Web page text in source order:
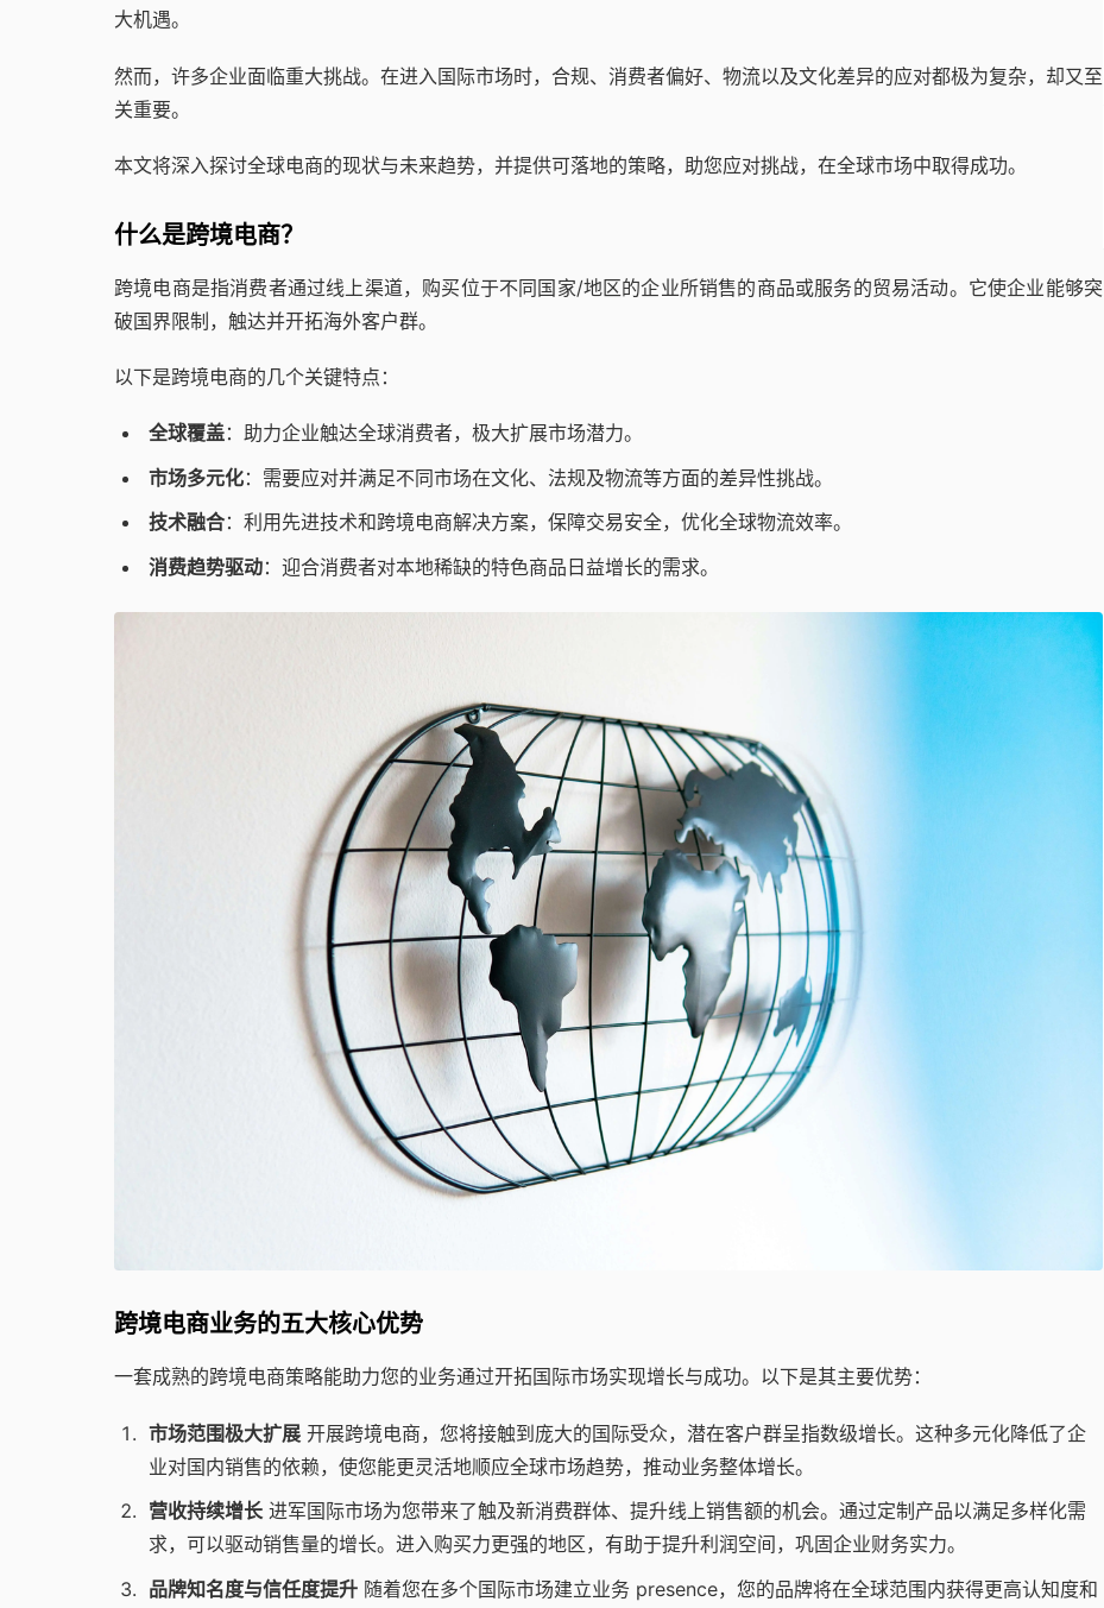
大机遇。
然而，许多企业面临重大挑战。在进入国际市场时，合规、消费者偏好、物流以及文化差异的应对都极为复杂，却又至
关重要。
本文将深入探讨全球电商的现状与未来趋势，并提供可落地的策略，助您应对挑战，在全球市场中取得成功。
什么是跨境电商？
跨境电商是指消费者通过线上渠道，购买位于不同国家/地区的企业所销售的商品或服务的贸易活动。它使企业能够突
破国界限制，触达并开拓海外客户群。
以下是跨境电商的几个关键特点：
全球覆盖：助力企业触达全球消费者，极大扩展市场潜力。
市场多元化：需要应对并满足不同市场在文化、法规及物流等方面的差异性挑战。
技术融合：利用先进技术和跨境电商解决方案，保障交易安全，优化全球物流效率。
消费趋势驱动：迎合消费者对本地稀缺的特色商品日益增长的需求。
跨境电商业务的五大核心优势
一套成熟的跨境电商策略能助力您的业务通过开拓国际市场实现增长与成功。以下是其主要优势：
市场范围极大扩展开展跨境电商，您将接触到庞大的国际受众，潜在客户群呈指数级增长。这种多元化降低了企
业对国内销售的依赖，使您能更灵活地顺应全球市场趋势，推动业务整体增长。
营收持续增长进军国际市场为您带来了触及新消费群体、提升线上销售额的机会。通过定制产品以满足多样化需
求，可以驱动销售量的增长。进入购买力更强的地区，有助于提升利润空间，巩固企业财务实力。
品牌知名度与信任度提升随着您在多个国际市场建立业务 presence，您的品牌将在全球范围内获得更高认知度和